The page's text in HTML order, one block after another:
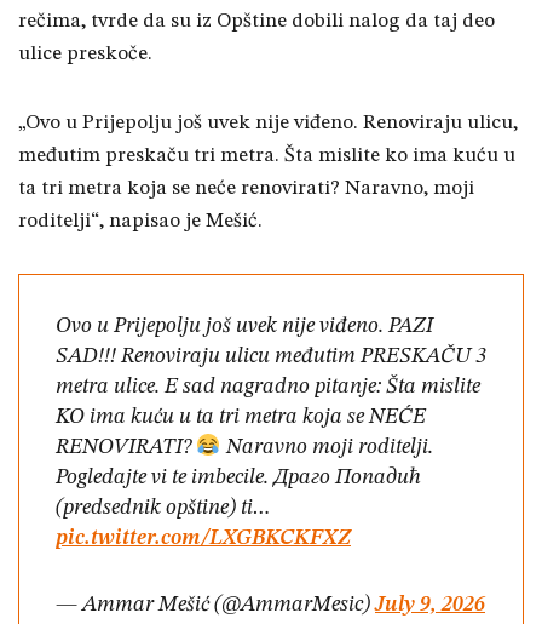
rečima, tvrde da su iz Opštine dobili nalog da taj deo
ulice preskoče.
„Ovo u Prijepolju još uvek nije viđeno. Renoviraju ulicu,
međutim preskaču tri metra. Šta mislite ko ima kuću u
ta tri metra koja se neće renovirati? Naravno, moji
roditelji“, napisao je Mešić.
Ovo u Prijepolju još uvek nije viđeno. PAZI
SAD!!! Renoviraju ulicu međutim PRESKAČU 3
metra ulice. E sad nagradno pitanje: Šta mislite
KO ima kuću u ta tri metra koja se NEĆE
RENOVIRATI?
Naravno moji roditelji.
Pogledajte vi te imbecile. Драго Попадић
(predsednik opštine) ti…
pic.twitter.com/LXGBKCKFXZ
— Ammar Mešić (@AmmarMesic)July 9, 2026